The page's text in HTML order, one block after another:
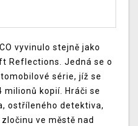
vyvinulo stejně jako
Reflections. Jedná se o
série, jíž se
milionů kopií. Hráči se
ostříleného detektiva,
ve městě nad